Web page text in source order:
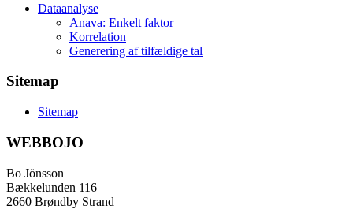
Dataanalyse
Anava: Enkelt faktor
Korrelation
Generering af tilfældige tal
Sitemap
Sitemap
WEBBOJO
Bo Jönsson
Bækkelunden 116
2660 Brøndby Strand